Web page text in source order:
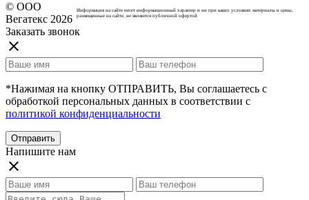
© ООО
Вегатекс 2026
Информация на сайте несет информационный характер и ни при каких условиях материалы и цены,
размещенные на сайте, не являются публичной офертой
Заказать звонок
close
*Нажимая на кнопку ОТПРАВИТЬ, Вы соглашаетесь с
обработкой персональных данных в соответствии с
политикой конфиденциальности
Отправить
Напишите нам
close